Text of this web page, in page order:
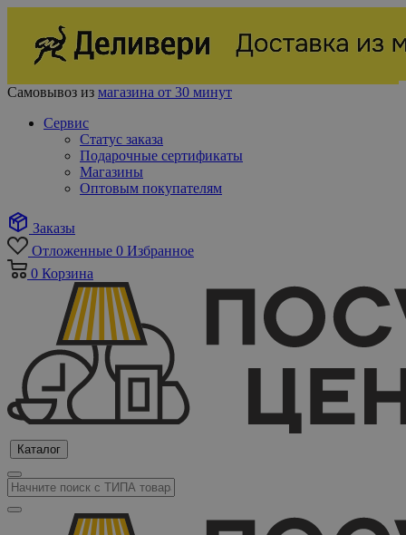
Самовывоз из магазина от 30 минут
Сервис
Статус заказа
Подарочные сертификаты
Магазины
Оптовым покупателям
Заказы
Отложенные 0 Избранное
0 Корзина
Каталог